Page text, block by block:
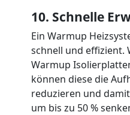
10. Schnelle
Ein Warmup
schnell und effizient.
Warmup
können diese die
reduzieren und
um bis zu 50 %